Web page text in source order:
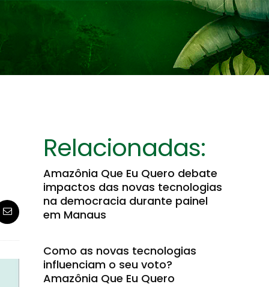
Relacionadas:
Amazônia Que Eu Quero debate
impactos das novas tecnologias
na democracia durante painel
em Manaus
Como as novas tecnologias
influenciam o seu voto?
Amazônia Que Eu Quero